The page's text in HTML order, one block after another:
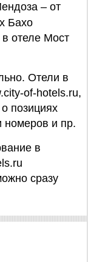
– от
Бахо
отеле Мост
Отели в
of-hotels.ru,
позициях
номеров и пр.
в
сразу